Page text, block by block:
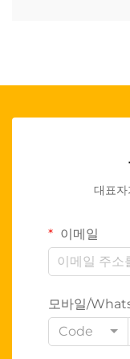
대표
이메일
모바일/
Code